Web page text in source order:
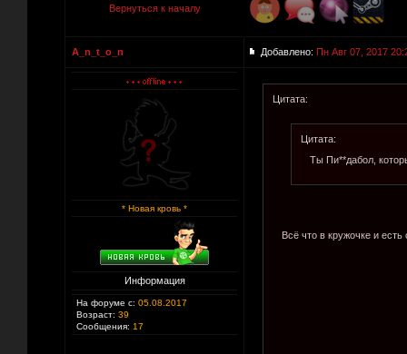
Вернуться к началу
A_n_t_o_n Добавлено: Пн Авг 07, 2017
* Новая кровь *
Информация
На форуме с: 05.08.2017
Возраст: 39
Сообщения: 17
Цитата:
Цитата:
Ты Пи**дабол,
Всё что в кружочке и есть